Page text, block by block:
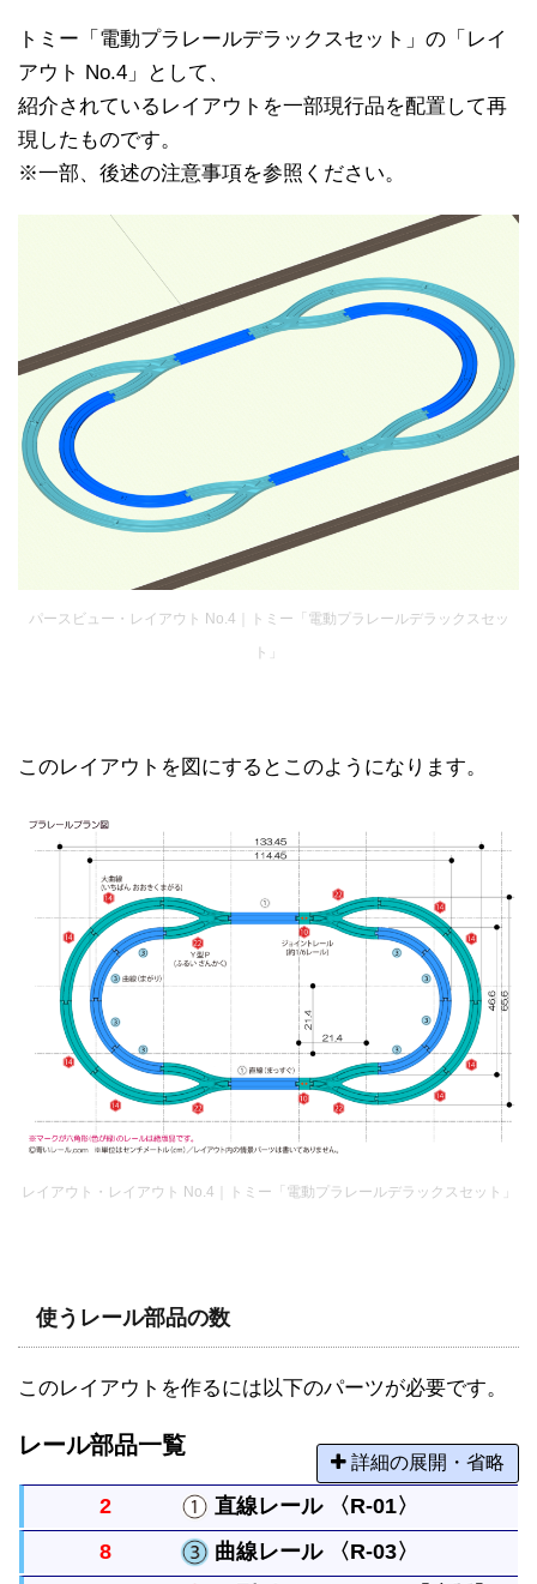
トミー「電動プラレールデラックスセット」の「レイ
アウト No.4」として、
紹介されているレイアウトを一部現行品を配置して再
現したものです。
※一部、後述の注意事項を参照ください。
パースビュー・レイアウト No.4｜トミー「電動プラレールデラックスセッ
ト」
このレイアウトを図にするとこのようになります。
レイアウト・レイアウト No.4｜トミー「電動プラレールデラックスセット」
使うレール部品の数
このレイアウトを作るには以下のパーツが必要です。
レール部品一覧
詳細の展開・省略
2 直線レール 〈R-01〉
まっすぐなレールですべてのレールの基本になる長
8 曲線レール 〈R-03〉